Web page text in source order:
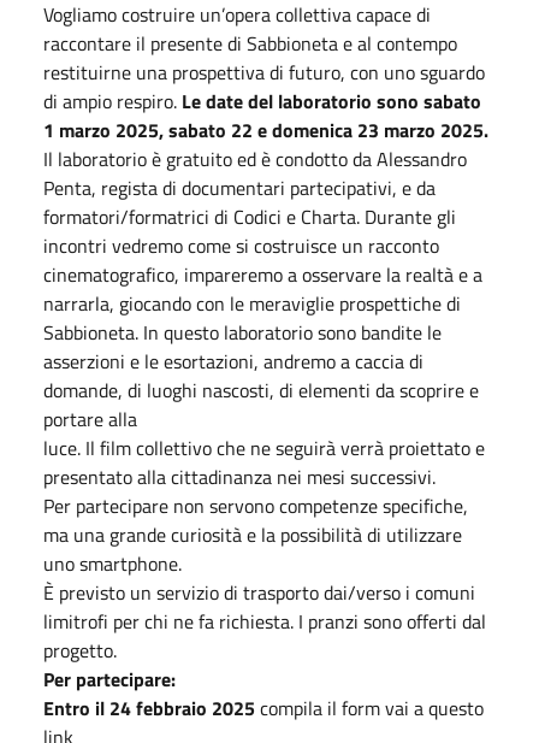
Vogliamo costruire un’opera collettiva capace di
raccontare il presente di Sabbioneta e al contempo
restituirne una prospettiva di futuro, con uno sguardo
di ampio respiro. Le date del laboratorio sono sabato
1 marzo 2025, sabato 22 e domenica 23 marzo 2025.
Il laboratorio è gratuito ed è condotto da Alessandro
Penta, regista di documentari partecipativi, e da
formatori/formatrici di Codici e Charta. Durante gli
incontri vedremo come si costruisce un racconto
cinematografico, impareremo a osservare la realtà e a
narrarla, giocando con le meraviglie prospettiche di
Sabbioneta. In questo laboratorio sono bandite le
asserzioni e le esortazioni, andremo a caccia di
domande, di luoghi nascosti, di elementi da scoprire e
portare alla
luce. Il film collettivo che ne seguirà verrà proiettato e
presentato alla cittadinanza nei mesi successivi.
Per partecipare non servono competenze specifiche,
ma una grande curiosità e la possibilità di utilizzare
uno smartphone.
È previsto un servizio di trasporto dai/verso i comuni
limitrofi per chi ne fa richiesta. I pranzi sono offerti dal
progetto.
Per partecipare:
Entro il 24 febbraio 2025compila il form vai a questo
link